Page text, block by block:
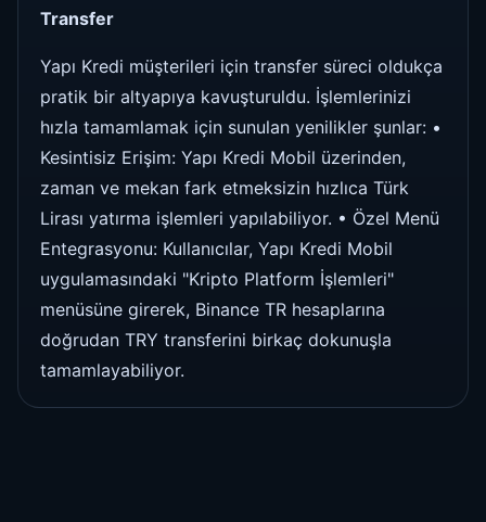
Transfer
Yapı Kredi müşterileri için transfer süreci oldukça
pratik bir altyapıya kavuşturuldu. İşlemlerinizi
hızla tamamlamak için sunulan yenilikler şunlar: •
Kesintisiz Erişim: Yapı Kredi Mobil üzerinden,
zaman ve mekan fark etmeksizin hızlıca Türk
Lirası yatırma işlemleri yapılabiliyor. • Özel Menü
Entegrasyonu: Kullanıcılar, Yapı Kredi Mobil
uygulamasındaki "Kripto Platform İşlemleri"
menüsüne girerek, Binance TR hesaplarına
doğrudan TRY transferini birkaç dokunuşla
tamamlayabiliyor.